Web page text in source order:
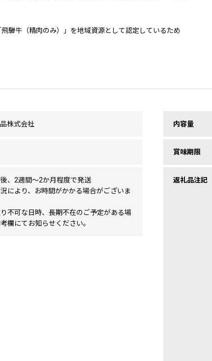
騨牛（精肉のみ）」を地域資源として認定しているため
株式会社
、2週間〜2か月程度で発送
により、お時間がかかる場合がございま
不可な日時、長期不在のご予定がある場
欄にてお知らせください。
内容量
賞味期限
返礼品注記